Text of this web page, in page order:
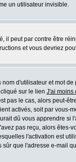
un utilisateur invisible.
il peut par contre être
et vous devriez
d'utilisateur et mot
sur le lien J'ai moins
pas le cas, alors peut-
activés, soit par vous-
dû vous apprendre si
pas reçu, alors êtes-
l'activation est
que l'adresse e-mail